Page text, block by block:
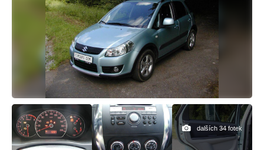
dalších 34 fotek